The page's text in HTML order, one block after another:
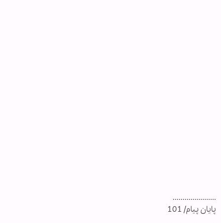
......................
پایان پیام/ 101